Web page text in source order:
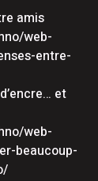
amis
web-
entre-
et
web-
beaucoup-